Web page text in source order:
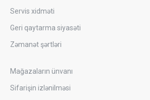
Servis xidməti
Geri qaytarma siyasəti
Zəmanət şərtləri
Mağazaların ünvanı
Sifarişin izlənilməsi